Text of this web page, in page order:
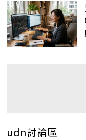
udn討論區